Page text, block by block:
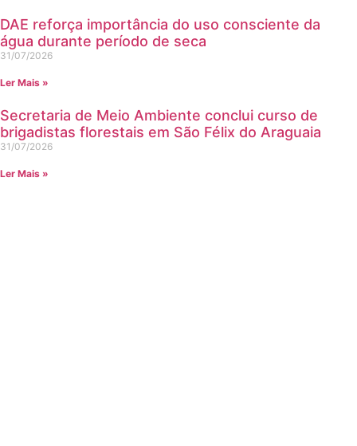
DAE reforça importância do uso consciente da
água durante período de seca
31/07/2026
Ler Mais »
Secretaria de Meio Ambiente conclui curso de
brigadistas florestais em São Félix do Araguaia
31/07/2026
Ler Mais »